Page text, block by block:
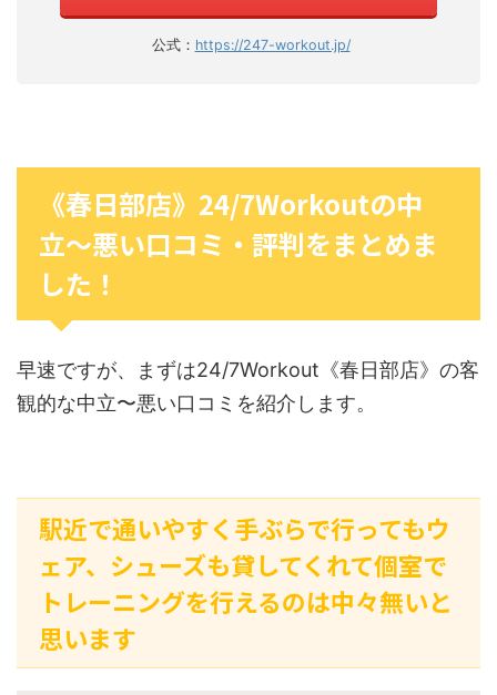
公式： https://247-workout.jp/
《春日部店》24/7Workoutの中
立〜悪い口コミ・評判をまとめま
した！
早速ですが、まずは24/7Workout《春日部店》の客
観的な中立〜悪い口コミを紹介します。
駅近で通いやすく手ぶらで行ってもウ
ェア、シューズも貸してくれて個室で
トレーニングを行えるのは中々無いと
思います